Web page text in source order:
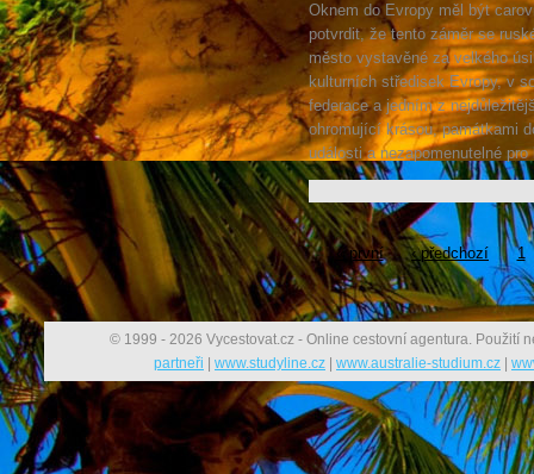
Oknem do Evropy měl být
potvrdit, že tento záměr se
město vystavěné za velkého
kulturních středisek Evropy, v
federace a jedním z
ohromující krásou, památkami
události a nezapomenutelné
« první ‹ předchozí 1
© 1999 - 2026 Vycestovat.cz - Online cestovní agentura. Použití
partneři | www.studyline.cz | www.australie-studium.cz |